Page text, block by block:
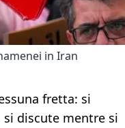
in Iran
fretta: si
si discute mentre si